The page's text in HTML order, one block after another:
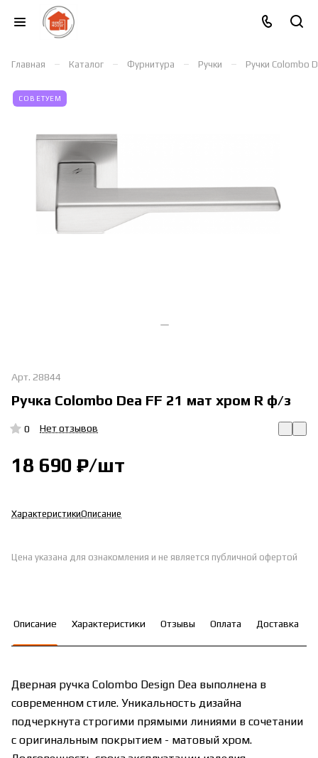
Главная – Каталог – Фурнитура – Ручки – Ручки Colombo
СОВЕТУЕМ
Арт. 28844
Ручка Colombo Dea FF 21 мат хром R ф/з
0 Нет отзывов
18 690 ₽/шт
ХарактеристикиОписание
Цена указана для ознакомления и не является публичной офертой
Описание Характеристики Отзывы Оплата Доставка
Дверная ручка Colombo Design Dea выполнена в
современном стиле. Уникальность дизайна
подчеркнута строгими прямыми линиями в сочетании
с оригинальным покрытием - матовый хром.